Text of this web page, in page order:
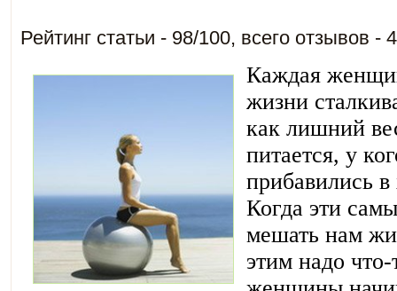
Рейтинг статьи - 98/100, всего отзывов -
Каждая
жизни
как лишний
питается, у
прибавились
Когда эти
мешать нам
этим надо